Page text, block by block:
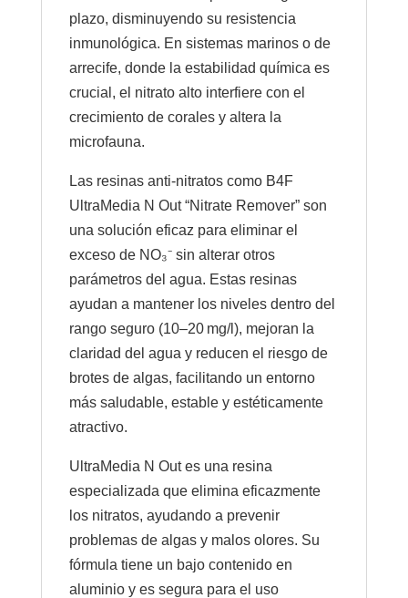
plazo, disminuyendo su resistencia
inmunológica. En sistemas marinos o de
arrecife, donde la estabilidad química es
crucial, el nitrato alto interfiere con el
crecimiento de corales y altera la
microfauna.
Las resinas anti-nitratos como B4F
UltraMedia N Out “Nitrate Remover” son
una solución eficaz para eliminar el
exceso de NO₃⁻ sin alterar otros
parámetros del agua. Estas resinas
ayudan a mantener los niveles dentro del
rango seguro (10–20 mg/l), mejoran la
claridad del agua y reducen el riesgo de
brotes de algas, facilitando un entorno
más saludable, estable y estéticamente
atractivo.
UltraMedia N Out es una resina
especializada que elimina eficazmente
los nitratos, ayudando a prevenir
problemas de algas y malos olores. Su
fórmula tiene un bajo contenido en
aluminio y es segura para el uso